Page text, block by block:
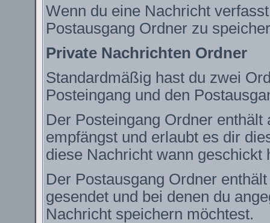
Wenn du eine Nachricht
Postausgang Ordner zu
Private Nachrichten Ordner
Standardmäßig hast du zwei
Posteingang und den
Der Posteingang Ordner
empfängst und erlaubt es dir
diese Nachricht wann geschickt
Der Postausgang Ordner
gesendet und bei denen du
Nachricht speichern möchtest.